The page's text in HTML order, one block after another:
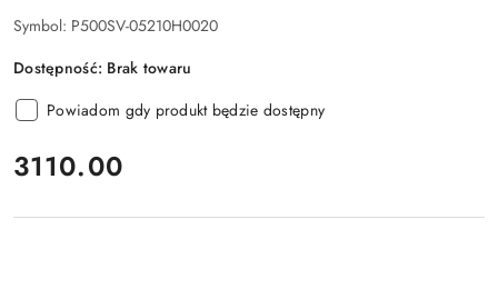
Symbol: P500SV-05210H0020
Dostępność: Brak towaru
Powiadom gdy produkt będzie dostępny
cena:
3110.00